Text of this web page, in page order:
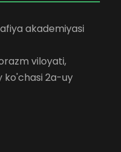
akademiyasi
viloyati,
ko'chasi 2a-uy